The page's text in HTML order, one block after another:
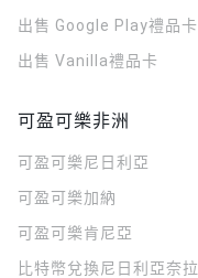
出售 Google Play禮品卡
出售 Vanilla禮品卡
可盈可樂非洲
可盈可樂 尼日利亞
可盈可樂加納
可盈可樂肯尼亞
比特幣兌換尼日利亞奈拉